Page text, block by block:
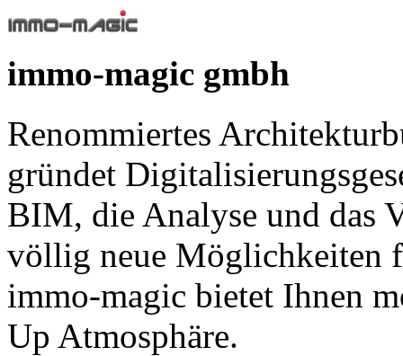
immo-magic gmbh
Renommiertes
gründet
BIM, die Analyse und das
völlig neue Möglichkeiten
immo-magic bietet Ihnen
Up Atmosphäre.